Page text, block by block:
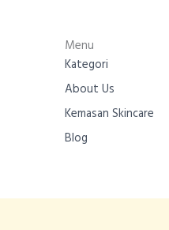
Menu
Kategori
About Us
Kemasan Skincare
Blog